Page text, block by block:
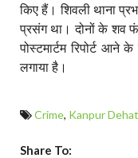
किए हैं। शिवली थाना
प्रसंग था। दोनों के शव
पोस्टमार्टम रिपोर्ट आने
लगाया है।
Crime, Kanpur Dehat
Share To: